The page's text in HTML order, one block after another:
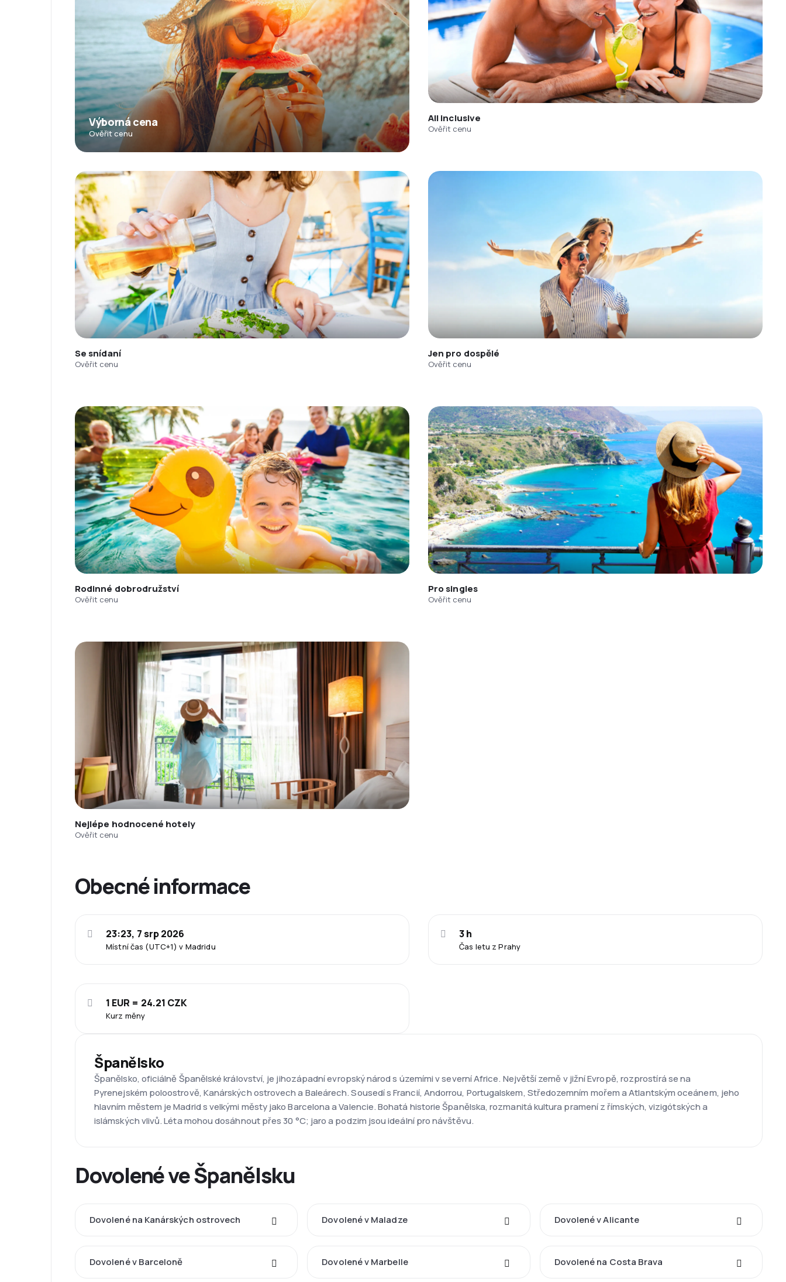
Výborná cena
Ověřit cenu
All inclusive
Ověřit cenu
Se snídaní
Ověřit cenu
Jen pro dospělé
Ověřit cenu
Rodinné dobrodružství
Ověřit cenu
Pro singles
Ověřit cenu
Nejlépe hodnocené hotely
Ověřit cenu
Obecné informace
Místní čas (UTC+1) v Madridu
23:23, 7 srp 2026
Čas letu z Prahy
3 h
Kurz měny
1 EUR = 24.21 CZK
Španělsko
Španělsko, oficiálně Španělské království, je jihozápadní evropský národ s územími v severní Africe. Největší země v jižní Evropě, rozprostírá se na
Pyrenejském poloostrově, Kanárských ostrovech a Baleárech. Sousedí s Francií, Andorrou, Portugalskem, Středozemním mořem a Atlantským oceánem, jeho
hlavním městem je Madrid s velkými městy jako Barcelona a Valencie. Bohatá historie Španělska, rozmanitá kultura pramení z římských, vizigótských a
islámských vlivů. Léta mohou dosáhnout přes 30 °C; jaro a podzim jsou ideální pro návštěvu.
Dovolené ve Španělsku
Dovolené na Kanárských ostrovech Dovolené v Maladze Dovolené v Alicante
Dovolené v Barceloně Dovolené v Marbelle Dovolené na Costa Brava